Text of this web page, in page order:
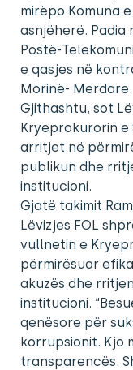
mirëpo Komuna
asnjëherë. Padia
Postë-
e qasjes në
Morinë- Merdare.
Gjithashtu, sot
Kryeprokurorin e
arritjet në
publikun dhe
institucioni.
Gjatë takimit
Lëvizjes FOL
vullnetin e
përmirësuar
akuzës dhe
institucioni.
qenësore për
korrupsionit. Kjo
transparencës.